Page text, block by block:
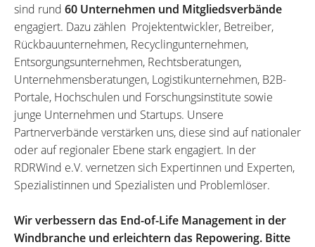
sind rund 60 Unternehmen und Mitgliedsverbände
engagiert. Dazu zählen Projektentwickler, Betreiber,
Rückbauunternehmen, Recyclingunternehmen,
Entsorgungsunternehmen, Rechtsberatungen,
Unternehmensberatungen, Logistikunternehmen, B2B-
Portale, Hochschulen und Forschungsinstitute sowie
junge Unternehmen und Startups. Unsere
Partnerverbände verstärken uns, diese sind auf nationaler
oder auf regionaler Ebene stark engagiert. In der
RDRWind e.V. vernetzen sich Expertinnen und Experten,
Spezialistinnen und Spezialisten und Problemlöser.
Wir verbessern das End-of-Life Management in der
Windbranche und erleichtern das Repowering. Bitte